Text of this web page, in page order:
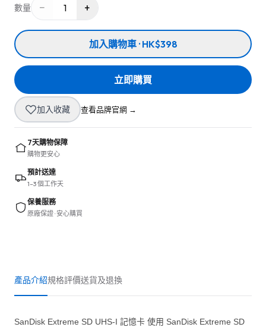
數量 − 1 +
加入購物車 · HK$398
立即購買
加入收藏 查看品牌官網 →
7天購物保障
購物更安心
預計送達
1–3 個工作天
保養服務
原廠保證 · 安心購買
產品介紹規格評價送貨及退換
SanDisk Extreme SD UHS-I 記憶卡 使用 SanDisk Extreme SD